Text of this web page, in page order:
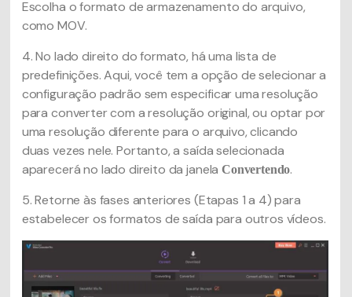
Escolha o formato de armazenamento do arquivo,
como MOV.
4. No lado direito do formato, há uma lista de
predefinições. Aqui, você tem a opção de selecionar a
configuração padrão sem especificar uma resolução
para converter com a resolução original, ou optar por
uma resolução diferente para o arquivo, clicando
duas vezes nele. Portanto, a saída selecionada
aparecerá no lado direito da janelaConvertendo.
5. Retorne às fases anteriores (Etapas 1 a 4) para
estabelecer os formatos de saída para outros vídeos.